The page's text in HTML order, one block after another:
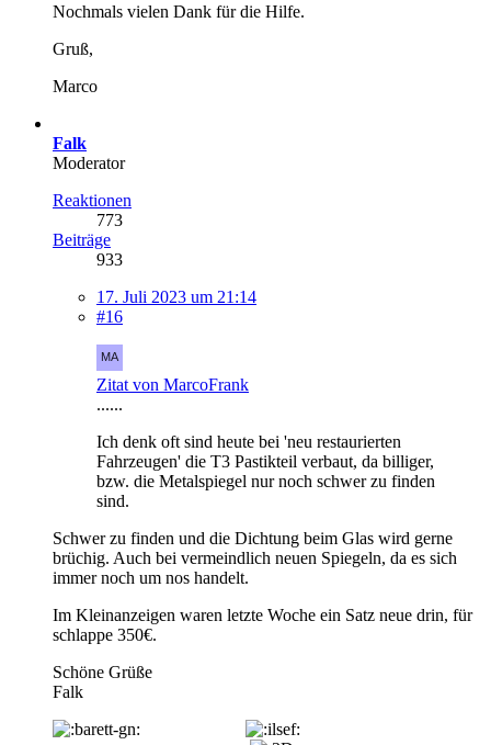
Nochmals vielen Dank für die Hilfe.
Gruß,
Marco
Falk
Moderator
Reaktionen
773
Beiträge
933
17. Juli 2023 um 21:14
#16
Zitat von MarcoFrank
......
Ich denk oft sind heute bei 'neu restaurierten
Fahrzeugen' die T3 Pastikteil verbaut, da billiger,
bzw. die Metalspiegel nur noch schwer zu finden
sind.
Schwer zu finden und die Dichtung beim Glas wird gerne
brüchig. Auch bei vermeindlich neuen Spiegeln, da es sich
immer noch um nos handelt.
Im Kleinanzeigen waren letzte Woche ein Satz neue drin, für
schlappe 350€.
Schöne Grüße
Falk